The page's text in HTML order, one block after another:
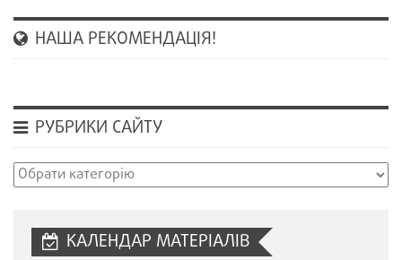
НАША РЕКОМЕНДАЦІЯ!
РУБРИКИ САЙТУ
Рубрики
КАЛЕНДАР МАТЕРІАЛІВ